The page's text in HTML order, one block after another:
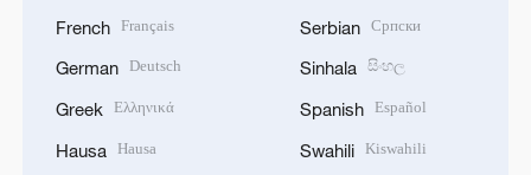
French Français
German Deutsch
Greek Ελληνικά
Hausa Hausa
Serbian Српски
Sinhala සිංහල
Spanish Español
Swahili Kiswahili